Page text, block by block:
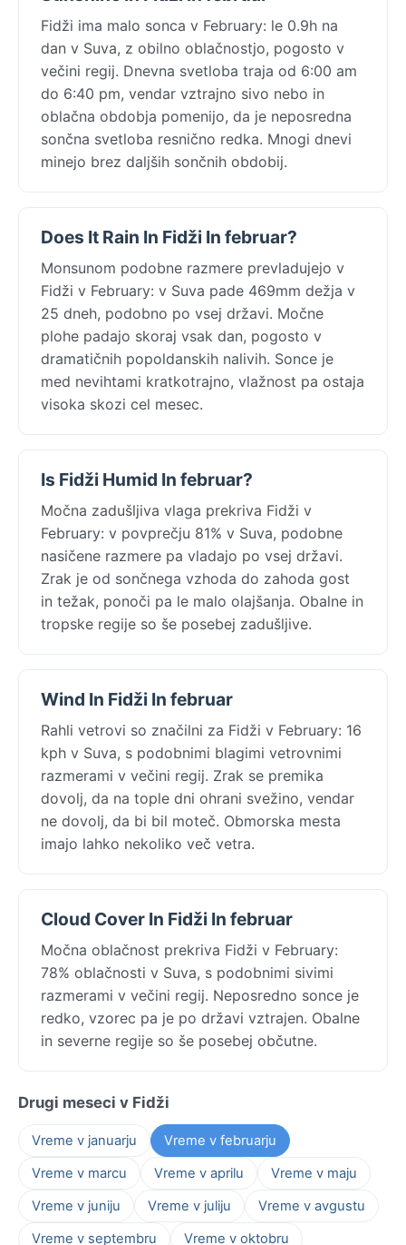
Fidži ima malo sonca v February: le 0.9h na
dan v Suva, z obilno oblačnostjo, pogosto v
večini regij. Dnevna svetloba traja od 6:00 am
do 6:40 pm, vendar vztrajno sivo nebo in
oblačna obdobja pomenijo, da je neposredna
sončna svetloba resnično redka. Mnogi dnevi
minejo brez daljših sončnih obdobij.
Does It Rain In Fidži In februar?
Monsunom podobne razmere prevladujejo v
Fidži v February: v Suva pade 469mm dežja v
25 dneh, podobno po vsej državi. Močne
plohe padajo skoraj vsak dan, pogosto v
dramatičnih popoldanskih nalivih. Sonce je
med nevihtami kratkotrajno, vlažnost pa ostaja
visoka skozi cel mesec.
Is Fidži Humid In februar?
Močna zadušljiva vlaga prekriva Fidži v
February: v povprečju 81% v Suva, podobne
nasičene razmere pa vladajo po vsej državi.
Zrak je od sončnega vzhoda do zahoda gost
in težak, ponoči pa le malo olajšanja. Obalne in
tropske regije so še posebej zadušljive.
Wind In Fidži In februar
Rahli vetrovi so značilni za Fidži v February: 16
kph v Suva, s podobnimi blagimi vetrovnimi
razmerami v večini regij. Zrak se premika
dovolj, da na tople dni ohrani svežino, vendar
ne dovolj, da bi bil moteč. Obmorska mesta
imajo lahko nekoliko več vetra.
Cloud Cover In Fidži In februar
Močna oblačnost prekriva Fidži v February:
78% oblačnosti v Suva, s podobnimi sivimi
razmerami v večini regij. Neposredno sonce je
redko, vzorec pa je po državi vztrajen. Obalne
in severne regije so še posebej občutne.
Drugi meseci v Fidži
Vreme v januarju
Vreme v februarju
Vreme v marcu
Vreme v aprilu
Vreme v maju
Vreme v juniju
Vreme v juliju
Vreme v avgustu
Vreme v septembru
Vreme v oktobru